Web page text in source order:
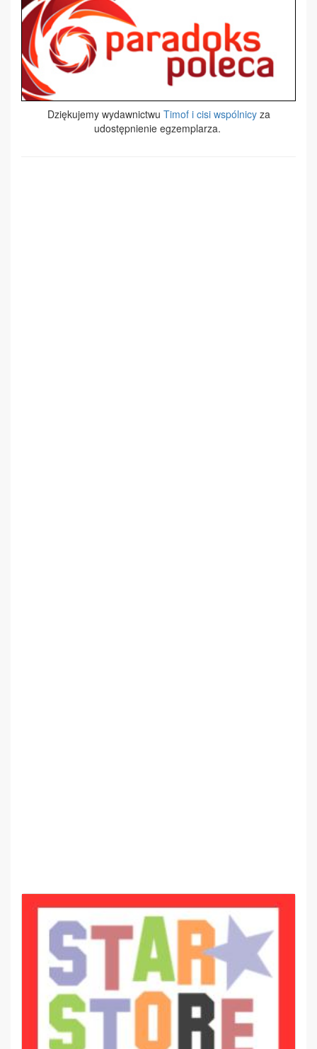
Dziękujemy wydawnictwu Timof i cisi wspólnicyza
udostępnienie egzemplarza.